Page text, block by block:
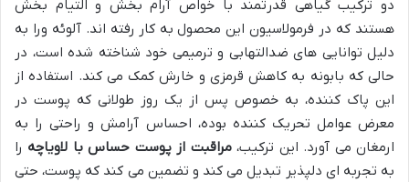
دو ترکیب گیاهی قدرتمند با خواص آرام بخش و التیام بخش
هستند که در فرمولاسیون این محصول به کار رفته اند. آلوئه ورا به
دلیل توانایی های ضدالتهابی و ترمیمی خود شناخته شده است، در
حالی که بابونه به کاهش قرمزی و خارش کمک می کند. استفاده از
این پاک کننده، به خصوص پس از یک روز طولانی که پوست در
معرض عوامل تحریک کننده بوده، احساس آرامش و راحتی را به
ارمغان می آورد. این ترکیب،مراقبت از پوست حساس با لاویاچه را
به تجربه ای دلپذیر تبدیل می کند و تضمین می کند که پوست، حتی